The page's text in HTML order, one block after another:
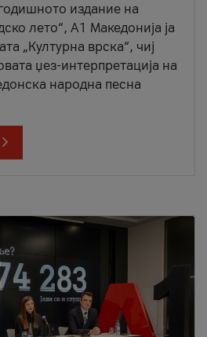
издание на
лето“, А1 Македонија ја
„Културна врска“, чиј
џез-интерпретација на
народна песна